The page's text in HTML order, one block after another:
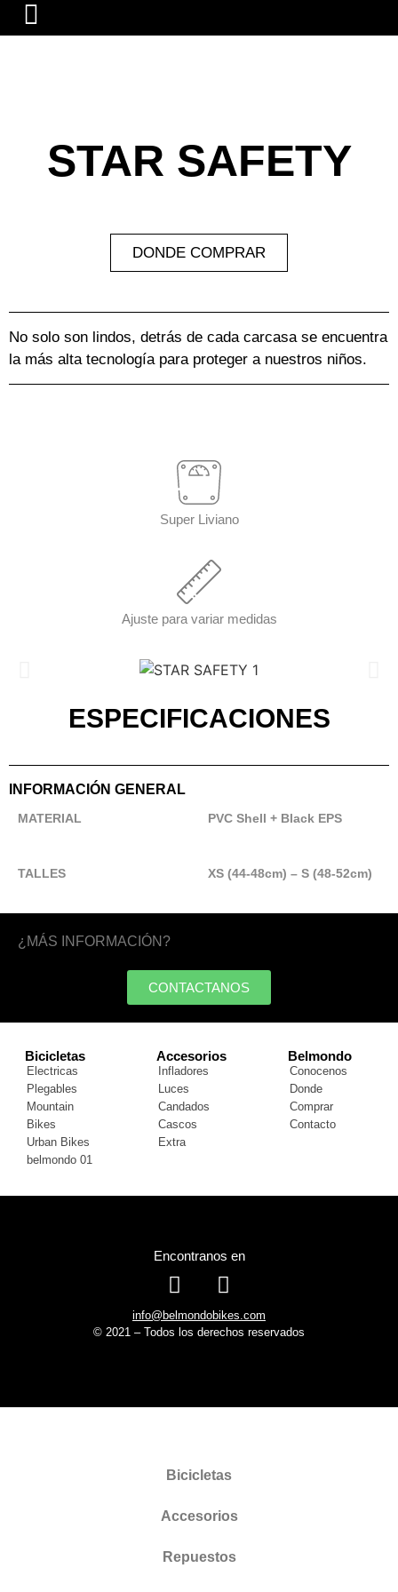
STAR SAFETY
DONDE COMPRAR
No solo son lindos, detrás de cada carcasa se encuentra
la más alta tecnología para proteger a nuestros niños.
Super Liviano
Ajuste para variar medidas
ESPECIFICACIONES
INFORMACIÓN GENERAL
MATERIAL PVC Shell + Black EPS
TALLES XS (44-48cm) – S (48-52cm)
¿MÁS INFORMACIÓN?
CONTACTANOS
Bicicletas
Electricas
Plegables
Mountain
Bikes
Urban Bikes
belmondo 01
Accesorios
Infladores
Luces
Candados
Cascos
Extra
Belmondo
Conocenos
Donde
Comprar
Contacto
Encontranos en
info@belmondobikes.com
© 2021 – Todos los derechos reservados
Bicicletas
Accesorios
Repuestos